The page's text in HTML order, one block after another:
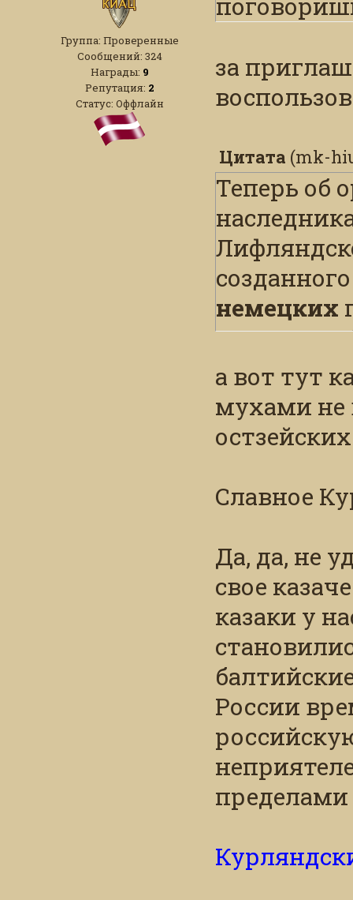
Группа: Проверенные
Сообщений: 324
Награды: 9
Репутация: 2
Статус: Оффлайн
за
Цитата (mk-
Теперь об
немецких
не должно
а вот тут
мухами не
Славное
Да, да, не
свое
казаки у
России